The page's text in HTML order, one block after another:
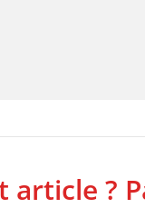
article ?